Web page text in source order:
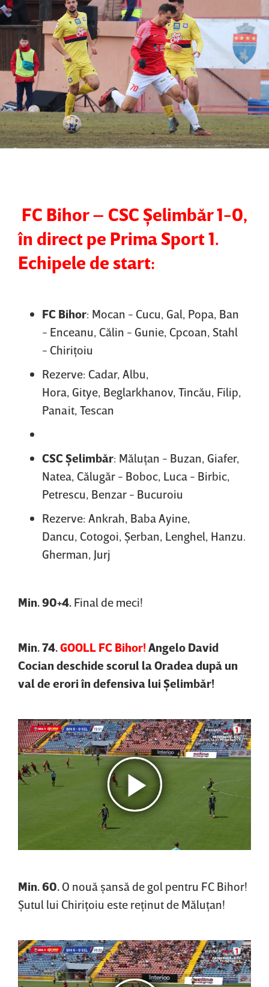
FC Bihor – CSC Şelimbăr 1-0,
în direct pe Prima Sport 1.
Echipele de start:
FC Bihor: Mocan - Cucu, Gal, Popa, Ban
- Enceanu, Călin - Gunie, Cpcoan, Stahl
- Chiriţoiu
Rezerve: Cadar, Albu,
Hora, Gitye, Beglarkhanov, Tincău, Filip,
Panait, Tescan
CSC Şelimbăr: Măluţan - Buzan, Giafer,
Natea, Călugăr - Boboc, Luca - Birbic,
Petrescu, Benzar - Bucuroiu
Rezerve: Ankrah, Baba Ayine,
Dancu, Cotogoi, Şerban, Lenghel, Hanzu.
Gherman, Jurj
Min. 90+4. Final de meci!
Min. 74. GOOLL FC Bihor!Angelo David
Cocian deschide scorul la Oradea după un
val de erori în defensiva lui Şelimbăr!
Min. 60. O nouă şansă de gol pentru FC Bihor!
Şutul lui Chiriţoiu este reţinut de Măluţan!